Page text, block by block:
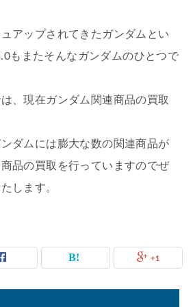
アップされてきたガンダムとい
もまたそんなガンダムのひとつで
、現在ガンダム関連商品の買取
ダムには膨大な数の関連商品が
品の買取を行っていますのでぜ
します。
+1